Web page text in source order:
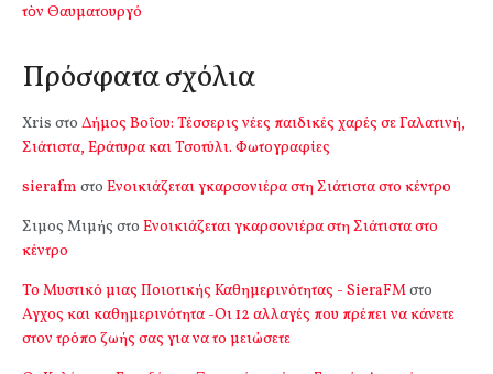
τὸν Θαυματουργό
Πρόσφατα σχόλια
Xris στο Δήμος Βοΐου: Τέσσερις νέες παιδικές χαρές σε Γαλατινή,
Σιάτιστα, Εράτυρα και Τσοτύλι. Φωτογραφίες
sierafm στο Ενοικιάζεται γκαρσονιέρα στη Σιάτιστα στο κέντρο
Σιμος Μιμής στο Ενοικιάζεται γκαρσονιέρα στη Σιάτιστα στο
κέντρο
Το Μυστικό μιας Ποιοτικής Καθημερινότητας - SieraFMστο
Αγχος και καθημερινότητα -Οι 12 αλλαγές που πρέπει να κάνετε
στον τρόπο ζωής σας για να το μειώσετε